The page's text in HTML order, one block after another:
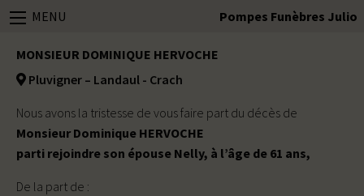
MENU Pompes Funèbres Julio
MONSIEUR DOMINIQUE HERVOCHE
Pluvigner – Landaul - Crach
Nous avons la tristesse de vous faire part du décès de
Monsieur Dominique HERVOCHE
parti rejoindre son épouse Nelly, à l’âge de 61 ans,
De la part de :